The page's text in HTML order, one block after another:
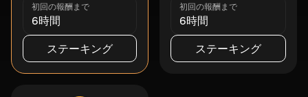
初回の報酬まで
6時間
ステーキング
初回の報酬まで
6時間
ステーキング